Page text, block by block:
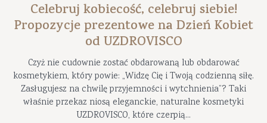
Celebruj kobiecość, celebruj siebie!
Propozycje prezentowe na Dzień Kobiet
od UZDROVISCO
Czyż nie cudownie zostać obdarowaną lub obdarować
kosmetykiem, który powie: „Widzę Cię i Twoją codzienną siłę.
Zasługujesz na chwilę przyjemności i wytchnienia”? Taki
właśnie przekaz niosą eleganckie, naturalne kosmetyki
UZDROVISCO, które czerpią...